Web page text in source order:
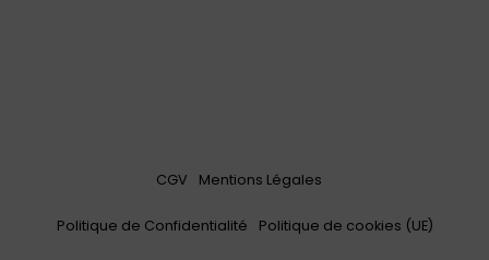
CGV Mentions Légales
Politique de Confidentialité Politique de cookies (UE)